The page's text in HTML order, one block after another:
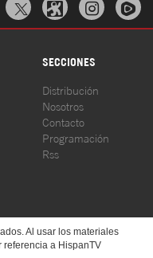
  
SECCIONES
Distribución
Nosotros
Contacto
Programación
Rss
Al usar los materiales
referencia a HispanTV